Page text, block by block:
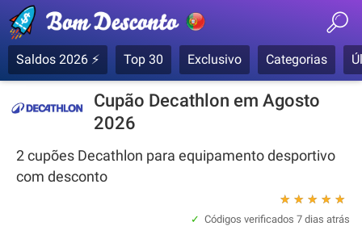
Saldos 2026 ⚡ Top 30 Exclusivo Categorias
Cupão Decathlon em Agosto
2026
2 cupões Decathlon para equipamento desportivo
com desconto
★
★
★
★
★
Códigos verificados 7 dias atrás